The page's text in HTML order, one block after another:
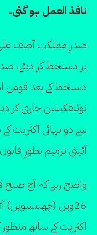
نافذ العمل ہو گئی۔
پر دستخط کر دیئے،
دستخط کے بعد قومی
نوٹیفکیشن جاری کر
آئینی ترمیم بطورِ
واضح رہے کہ آج صبح
26ویں (چھبیسویں)
اکثریت کے ساتھ منظور